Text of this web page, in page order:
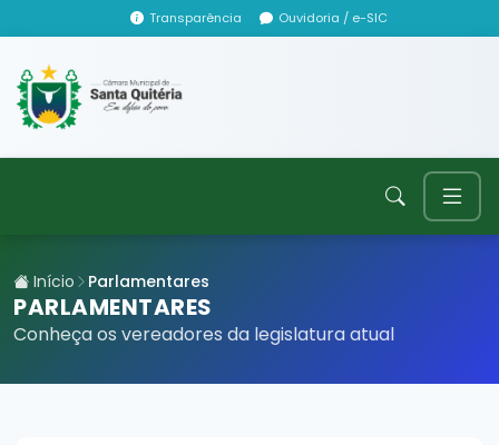
Transparência Ouvidoria / e-SIC
Início Parlamentares
PARLAMENTARES
Conheça os vereadores da legislatura atual